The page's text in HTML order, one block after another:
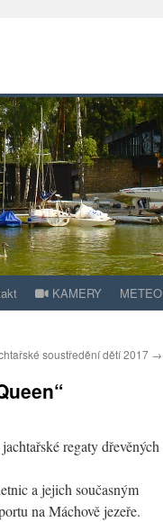
KAMERY METEO
soustředění dětí 2017 →
regaty dřevěných
a jejich současným
na Máchově jezeře.